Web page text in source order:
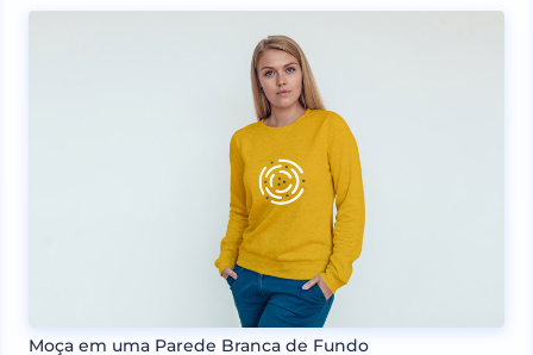
Moça em uma Parede Branca de Fundo